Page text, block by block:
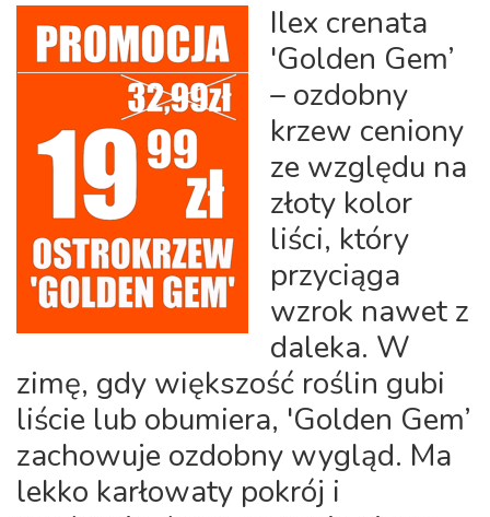
Ilex crenata
'Golden Gem’
– ozdobny
krzew ceniony
ze względu na
złoty kolor
liści, który
przyciąga
wzrok nawet z
daleka. W
zimę, gdy większość roślin gubi
liście lub obumiera, 'Golden Gem’
zachowuje ozdobny wygląd. Ma
lekko karłowaty pokrój i